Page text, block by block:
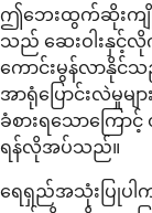
ဤဘေးထွက်ဆိုးကျိုးအ
သည် ဆေးဝါးနှင့်
ကောင်းမွန်လာနိုင်
အာရုံပြောင်းလဲမှု
ခံစားရသောကြော
ရန်လိုအပ်သည်။
ရေရှည်အသုံးပြုပါ